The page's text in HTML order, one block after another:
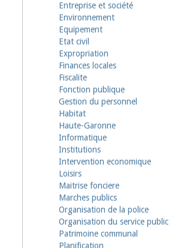
Entreprise et société
Environnement
Equipement
Etat civil
Expropriation
Finances locales
Fiscalite
Fonction publique
Gestion du personnel
Habitat
Haute-Garonne
Informatique
Institutions
Intervention economique
Loisirs
Maitrise fonciere
Marches publics
Organisation de la police
Organisation du service public
Patrimoine communal
Planification